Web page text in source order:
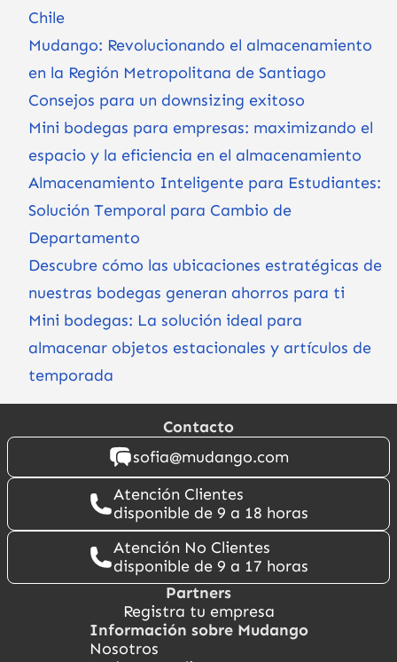
Chile
Mudango: Revolucionando el almacenamiento
en la Región Metropolitana de Santiago
Consejos para un downsizing exitoso
Mini bodegas para empresas: maximizando el
espacio y la eficiencia en el almacenamiento
Almacenamiento Inteligente para Estudiantes:
Solución Temporal para Cambio de
Departamento
Descubre cómo las ubicaciones estratégicas de
nuestras bodegas generan ahorros para ti
Mini bodegas: La solución ideal para
almacenar objetos estacionales y artículos de
temporada
Contacto
sofia@mudango.com
Atención Clientes
disponible de 9 a 18 horas
Atención No Clientes
disponible de 9 a 17 horas
Partners
Registra tu empresa
Información sobre Mudango
Nosotros